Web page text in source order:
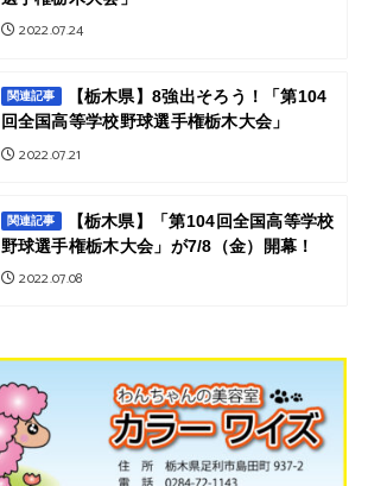
2022.07.24
関連記事
【栃木県】8強出そろう！「第104
回全国高等学校野球選手権栃木大会」
2022.07.21
関連記事
【栃木県】「第104回全国高等学校
野球選手権栃木大会」が7/8（金）開幕！
2022.07.08